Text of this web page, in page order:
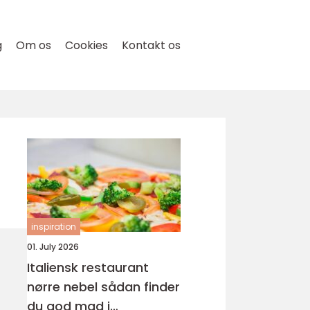
Om os Cookies Kontakt os
inspiration
01. July 2026
Italiensk restaurant
nørre nebel sådan finder
du god mad i